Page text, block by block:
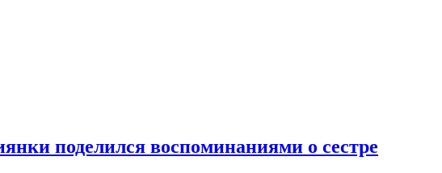
поделился воспоминаниями о сестре